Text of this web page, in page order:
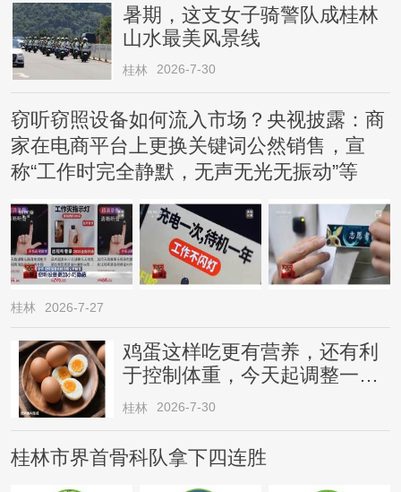
暑期，这支女子骑警队成桂林
山水最美风景线
桂林 2026-7-30
窃听窃照设备如何流入市场？央视披露：商
家在电商平台上更换关键词公然销售，宣
称“工作时完全静默，无声无光无振动”等
桂林 2026-7-27
鸡蛋这样吃更有营养，还有利
于控制体重，今天起调整一下
→
桂林 2026-7-30
桂林市界首骨科队拿下四连胜